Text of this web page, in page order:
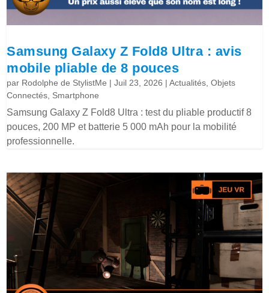
Samsung Galaxy Z Fold8 Ultra : avis
mobile pliable de 8 pouces
par Rodolphe de StylistMe |Juil 23, 2026 |Actualités ,Objets
Connectés Smartphone
Samsung Galaxy Z Fold8 Ultra : test du pliable productif 8
pouces, 200 MP et batterie 5 000 mAh pour la mobilité
professionnelle.